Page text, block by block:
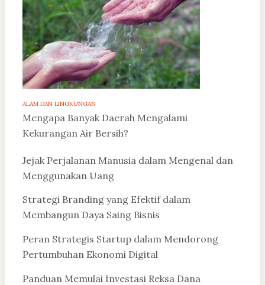
ALAM DAN LINGKUNGAN
Mengapa Banyak Daerah Mengalami
Kekurangan Air Bersih?
Jejak Perjalanan Manusia dalam Mengenal dan
Menggunakan Uang
Strategi Branding yang Efektif dalam
Membangun Daya Saing Bisnis
Peran Strategis Startup dalam Mendorong
Pertumbuhan Ekonomi Digital
Panduan Memulai Investasi Reksa Dana